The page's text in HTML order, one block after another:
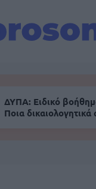
ΔΥΠΑ: Ειδικό
Ποια δικαιολογητικά